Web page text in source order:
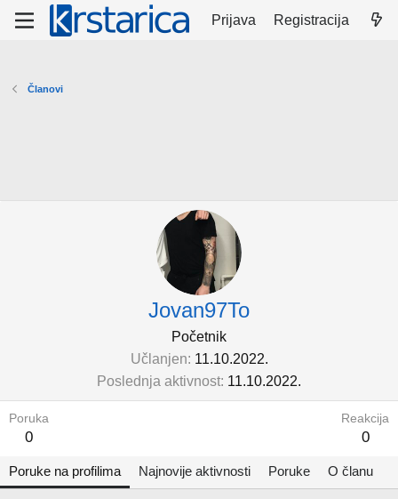
Prijava Registracija
Članovi
Jovan97To
Početnik
Učlanjen 11.10.2022.
Poslednja aktivnost 11.10.2022.
Poruka
0
Reakcija
0
Poruke na profilima Najnovije aktivnosti Poruke O članu